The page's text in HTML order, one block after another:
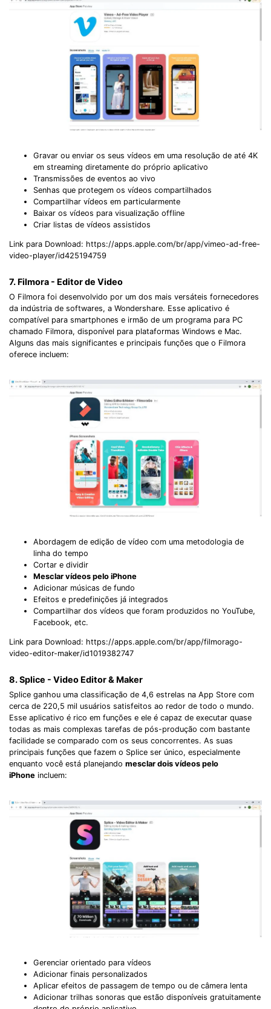
Gravar ou enviar os seus vídeos em uma resolução de até 4K
em streaming diretamente do próprio aplicativo
Transmissões de eventos ao vivo
Senhas que protegem os vídeos compartilhados
Compartilhar vídeos em particularmente
Baixar os vídeos para visualização offline
Criar listas de vídeos assistidos
Link para Download: https://apps.apple.com/br/app/vimeo-ad-free-
video-player/id425194759
7. Filmora - Editor de Video
O Filmora foi desenvolvido por um dos mais versáteis fornecedores
da indústria de softwares, a Wondershare. Esse aplicativo é
compatível para smartphones e irmão de um programa para PC
chamado Filmora, disponível para plataformas Windows e Mac.
Alguns das mais significantes e principais funções que o Filmora
oferece incluem:
Abordagem de edição de vídeo com uma metodologia de
linha do tempo
Cortar e dividir
Mesclar vídeos pelo iPhone
Adicionar músicas de fundo
Efeitos e predefinições já integrados
Compartilhar dos vídeos que foram produzidos no YouTube,
Facebook, etc.
Link para Download: https://apps.apple.com/br/app/filmorago-
video-editor-maker/id1019382747
8. Splice - Video Editor & Maker
Splice ganhou uma classificação de 4,6 estrelas na App Store com
cerca de 220,5 mil usuários satisfeitos ao redor de todo o mundo.
Esse aplicativo é rico em funções e ele é capaz de executar quase
todas as mais complexas tarefas de pós-produção com bastante
facilidade se comparado com os seus concorrentes. As suas
principais funções que fazem o Splice ser único, especialmente
enquanto você está planejando mesclar dois vídeos pelo
iPhone incluem:
Gerenciar orientado para vídeos
Adicionar finais personalizados
Aplicar efeitos de passagem de tempo ou de câmera lenta
Adicionar trilhas sonoras que estão disponíveis gratuitamente